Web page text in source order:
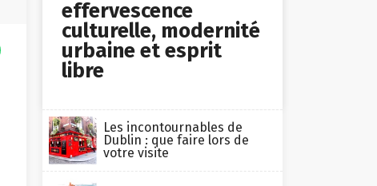
effervescence
culturelle, modernité
urbaine et esprit
libre
Les incontournables de
Dublin : que faire lors de
votre visite